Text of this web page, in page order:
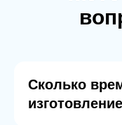
Сколько